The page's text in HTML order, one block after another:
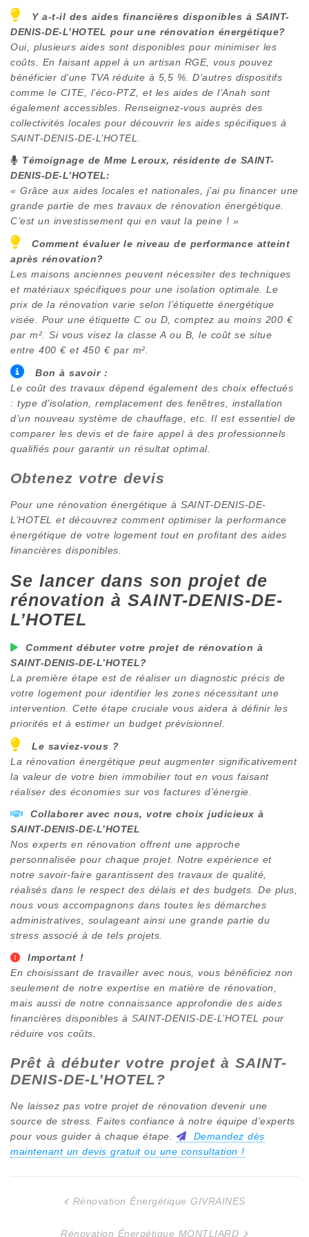
Y a-t-il des aides financières disponibles à SAINT-
DENIS-DE-L’HOTEL pour une rénovation énergétique?
Oui, plusieurs aides sont disponibles pour minimiser les
coûts. En faisant appel à un artisan RGE, vous pouvez
bénéficier d’une TVA réduite à 5,5 %. D’autres dispositifs
comme le CITE, l’éco-PTZ, et les aides de l’Anah sont
également accessibles. Renseignez-vous auprès des
collectivités locales pour découvrir les aides spécifiques à
SAINT-DENIS-DE-L’HOTEL
Témoignage de Mme Leroux, résidente de SAINT-
DENIS-DE-L’HOTEL:
« Grâce aux aides locales et nationales, j’ai pu financer une
grande partie de mes travaux de rénovation énergétique.
C’est un investissement qui en vaut la peine ! »
Comment évaluer le niveau de performance atteint
après rénovation?
Les maisons anciennes peuvent nécessiter des techniques
et matériaux spécifiques pour une isolation optimale. Le
prix de la rénovation varie selon l’étiquette énergétique
visée. Pour une étiquette C ou D, comptez au moins 200 €
par m². Si vous visez la classe A ou B, le coût se situe
entre 400 € et 450 € par m².
Bon à savoir :
Le coût des travaux dépend également des choix effectués
: type d’isolation, remplacement des fenêtres, installation
d’un nouveau système de chauffage, etc. Il est essentiel de
comparer les devis et de faire appel à des professionnels
qualifiés pour garantir un résultat optimal.
Obtenez votre devis
Pour une rénovation énergétique à SAINT-DENIS-DE-
L’HOTEL
et découvrez comment optimiser la performance
énergétique de votre logement tout en profitant des aides
financières disponibles.
Se lancer dans son projet de
rénovation à SAINT-DENIS-DE-
L’HOTEL
Comment débuter votre projet de rénovation à
SAINT-DENIS-DE-L’HOTEL?
La première étape est de réaliser un diagnostic précis de
votre logement pour identifier les zones nécessitant une
intervention. Cette étape cruciale vous aidera à définir les
priorités et à estimer un budget prévisionnel.
Le saviez-vous ?
La rénovation énergétique peut augmenter significativement
la valeur de votre bien immobilier tout en vous faisant
réaliser des économies sur vos factures d’énergie.
Collaborer avec nous, votre choix judicieux à
SAINT-DENIS-DE-L’HOTEL
Nos experts en rénovation offrent une approche
personnalisée pour chaque projet. Notre expérience et
notre savoir-faire garantissent des travaux de qualité,
réalisés dans le respect des délais et des budgets. De plus,
nous vous accompagnons dans toutes les démarches
administratives, soulageant ainsi une grande partie du
stress associé à de tels projets.
Important !
En choisissant de travailler avec nous, vous bénéficiez non
seulement de notre expertise en matière de rénovation,
mais aussi de notre connaissance approfondie des aides
financières disponibles à SAINT-DENIS-DE-L’HOTEL
pour
réduire vos coûts.
Prêt à débuter votre projet à SAINT-
DENIS-DE-L’HOTEL?
Ne laissez pas votre projet de rénovation devenir une
source de stress. Faites confiance à notre équipe d’experts
pour vous guider à chaque étape.
Demandez dès
maintenant un devis gratuit ou une consultation !
Rénovation Énergétique GIVRAINES
Rénovation Énergétique MONTLIARD